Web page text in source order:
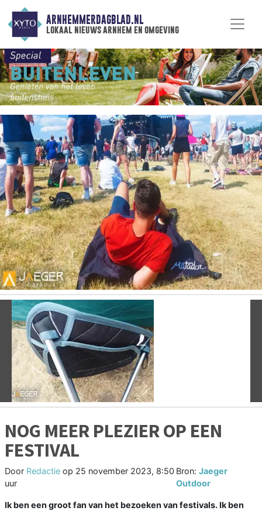
ARNHEMMERDAGBLAD.NL
lokaal nieuws arnhem en omgeving
Vorige
NOG MEER PLEZIER OP EEN
FESTIVAL
Door Redactie op 25 november 2023, 8:50
uur
Bron: Jaeger
Outdoor
Ik ben een groot fan van het bezoeken van festivals. Ik ben